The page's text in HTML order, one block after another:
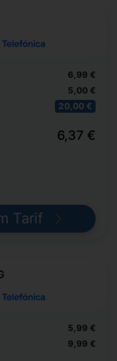
6,99 €
5,00 €
20,00 €
6,37 €
Tarif
5,99 €
9,99 €